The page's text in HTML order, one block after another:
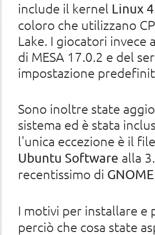
include il kernel Linux
coloro che utilizzano
Lake. I giocatori
di MESA 17.0.2 e del
impostazione
Sono inoltre state
sistema ed è stata
l'unica eccezione è il
Ubuntu Software alla
recentissimo di
I motivi per installare e
perciò che cosa state